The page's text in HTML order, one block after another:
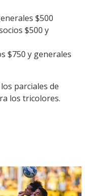
$500
$500 y
$750 y generales
parciales de
los tricolores.